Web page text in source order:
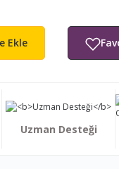
Ekle
Uzman Desteği